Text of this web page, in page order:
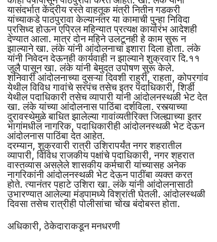
यासंदर्भात केंद्रीय रस्ते वाहतूक मंत्री नितीन गडकरी
यांच्याकडे पाठपुरावा केल्यानंतर या कामाची पुन्हा निविदा
प्रसिध्द होऊन एप्रिल महिन्यात प्रत्यक्ष कार्यारंभ आदेशही
देण्यात आला. मात्र दोन महिने उलटूनही हे काम सुरू न
झाल्याने खा. लंके यांनी आंदोलनाचा इशारा दिला होता. लंके
यांनी निवेदन देऊनही कार्यवाही न झाल्याने शुक्रवार दि.११
जुलै पासून खा. लंके यांनी बेमुदत उपोषण सुरू केले.
शनिवारी आंदोलनाच्या दुसऱ्या दिवशी राहुरी, राहता, कोपरगांव
येथील विविध गावांचे सरपंच तसेच इतर पदाधिकारी, शिर्डी
येथील पदाधिकारी तसेच व्यापारी यांनी आंदोलनस्थळी भेट देत
खा. लंके यांच्या आंदोलनास पाठिंबा दर्शविला. रस्त्याच्या
दुरावस्थेमुळे बाधित झालेल्या गावांव्यतीरिक्त जिल्ह्याच्या इतर
भागांमधील नागरिक, पदाधिकारीही आंदोलनस्थळी भेट देऊन
आंदोलनास पाठिंबा देत आहेत.
दरम्यान, शुक्रवारी रात्री उशिरापर्यंत नगर शहरातील
व्यापारी, विविध राजकीय पक्षांचे पदाधिकारी, नगर शहरात
वास्तव्यास असलेले शासकीय कर्मचारी यांच्यासह अनेक
नागरिकांनी आंदोलनस्थळी भेट देऊन पाठींबा व्यक्त करत
होते. त्यानंतर पहाटे उशिरा खा. लंके यांनी आंदोलनासाठी
उभारण्यात आलेल्या मंडपामध्ये विश्रांती घेतली. आंदोलस्थळी
दिवसा तसेच रात्रीही पोलीसांचा चोख बंदोबस्त होता.
अधिकारी, ठेकेदाराकडून मनधरणी